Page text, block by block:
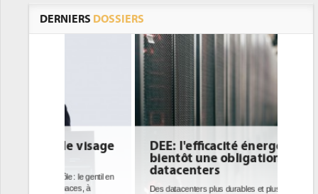
DERNIERS DOSSIERS
DEE: l'efficacité énergétique
bientôt une obligation pour les
datacenters
Des datacenters plus durables et plus efficaces, c'est